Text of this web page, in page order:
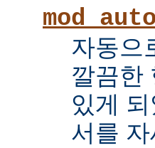
자동으
깔끔한
있게
서를